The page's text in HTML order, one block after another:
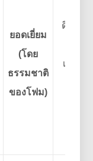
ยอดเยี่ยม
(โดย
ธรรมชาติ
ของโฟม)
ดี (เอฟ
เปล่งป